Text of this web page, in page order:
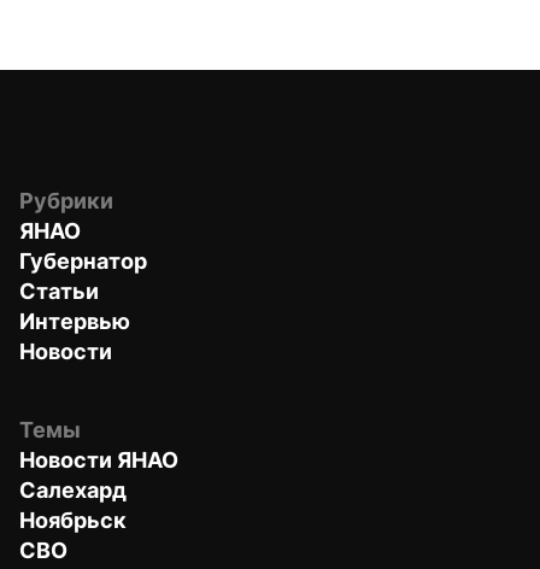
Рубрики
ЯНАО
Губернатор
Статьи
Интервью
Новости
Темы
Новости ЯНАО
Салехард
Ноябрьск
СВО